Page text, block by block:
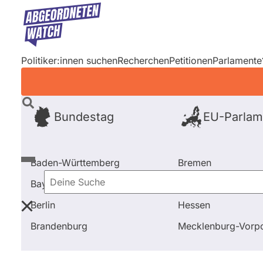
Direkt
Inhalt
Politiker:innen suchenRecherchenPetitionenParlamente
Bundestag EU-
Baden-Württemberg
Bayern
Berlin
Brandenburg
Bremen
Hessen
Mecklenburg-
Deine
Suche
Startseite Frage stellen Karl Straub Fragen und